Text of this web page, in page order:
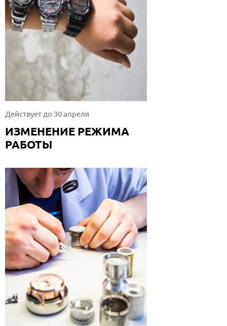
Действует до 30 апреля
ИЗМЕНЕНИЕ РЕЖИМА
РАБОТЫ